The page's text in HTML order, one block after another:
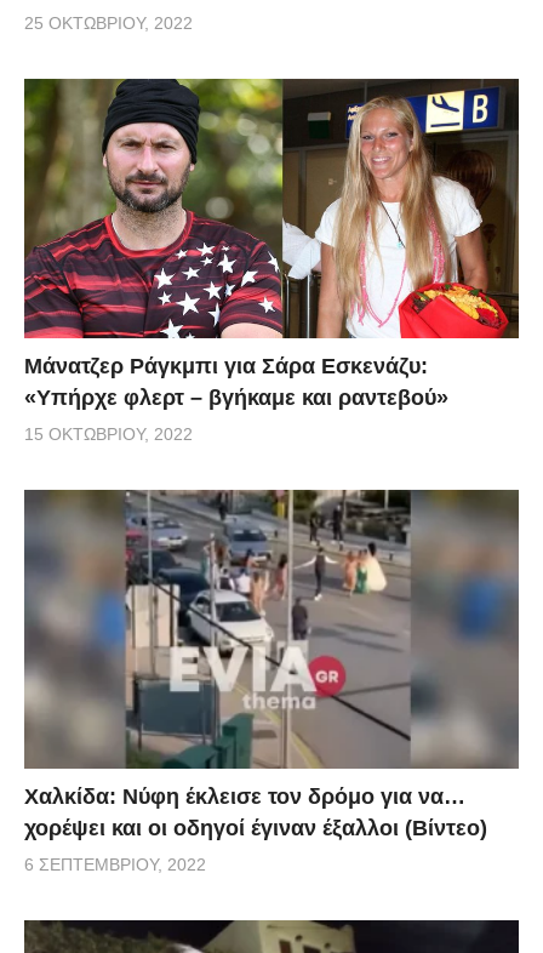
25 ΟΚΤΩΒΡΊΟΥ, 2022
Μάνατζερ Ράγκμπι για Σάρα Εσκενάζυ:
«Υπήρχε φλερτ – βγήκαμε και ραντεβού»
15 ΟΚΤΩΒΡΊΟΥ, 2022
Χαλκίδα: Νύφη έκλεισε τον δρόμο για να…
χορέψει και οι οδηγοί έγιναν έξαλλοι (Βίντεο)
6 ΣΕΠΤΕΜΒΡΊΟΥ, 2022